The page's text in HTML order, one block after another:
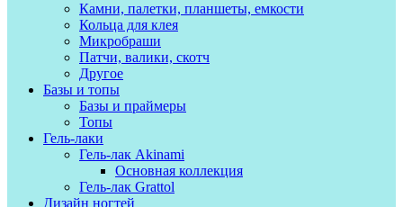
Камни, палетки, планшеты, емкости
Кольца для клея
Микробраши
Патчи, валики, скотч
Другое
Базы и топы
Базы и праймеры
Топы
Гель-лаки
Гель-лак Akinami
Основная коллекция
Гель-лак Grattol
Дизайн ногтей